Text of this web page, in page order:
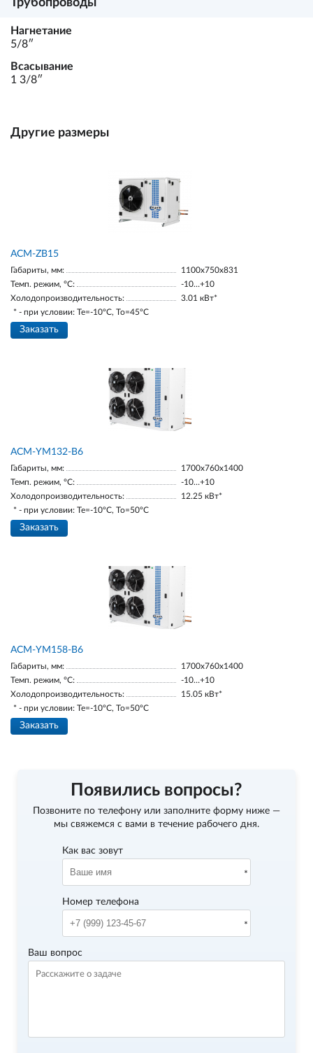
Трубопроводы
Нагнетание
5/8ʺ
Всасывание
1 3/8ʺ
Другие размеры
ACM-ZB15
Габариты, мм:
1100х750х831
Темп. режим, °С:
-10…+10
Холодопроизводительность:
3.01 кВт*
* - при условии: Te=-10ºC, To=45ºC
Заказать
АСМ-YM132-В6
Габариты, мм:
1700х760х1400
Темп. режим, °С:
-10…+10
Холодопроизводительность:
12.25 кВт*
* - при условии: Te=-10ºC, To=50ºC
Заказать
АСМ-YM158-В6
Габариты, мм:
1700х760х1400
Темп. режим, °С:
-10…+10
Холодопроизводительность:
15.05 кВт*
* - при условии: Te=-10ºC, To=50ºC
Заказать
Появились вопросы?
Позвоните по телефону или заполните форму ниже —
мы свяжемся с вами в течение рабочего дня.
Как вас зовут
Номер телефона
Ваш вопрос